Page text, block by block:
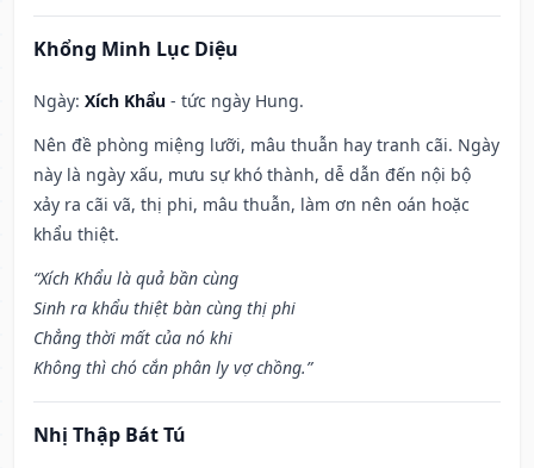
Khổng Minh Lục Diệu
Ngày: Xích Khẩu - tức ngày Hung.
Nên đề phòng miệng lưỡi, mâu thuẫn hay tranh cãi. Ngày
này là ngày xấu, mưu sự khó thành, dễ dẫn đến nội bộ
xảy ra cãi vã, thị phi, mâu thuẫn, làm ơn nên oán hoặc
khẩu thiệt.
“Xích Khẩu là quả bần cùng
Sinh ra khẩu thiệt bàn cùng thị phi
Chẳng thời mất của nó khi
Không thì chó cắn phân ly vợ chồng.”
Nhị Thập Bát Tú